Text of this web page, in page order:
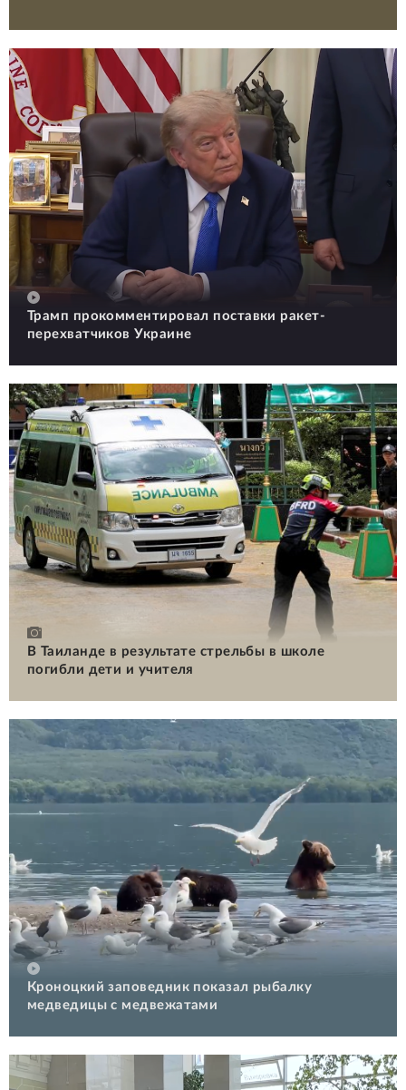
Трамп прокомментировал поставки ракет-
перехватчиков Украине
В Таиланде в результате стрельбы в школе
погибли дети и учителя
Кроноцкий заповедник показал рыбалку
медведицы с медвежатами